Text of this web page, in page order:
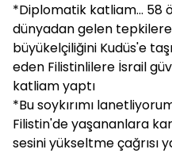
*Diplomatik katliam... 58
dünyadan gelen
büyükelçiliğini Kudüs'e
eden Filistinlilere İsrail
katliam yaptı
*Bu soykırımı
Filistin'de yaşananlara
sesini yükseltme çağrısı